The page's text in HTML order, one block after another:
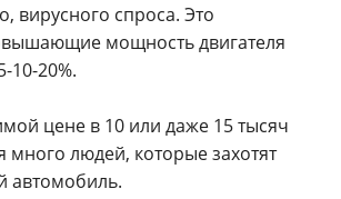
вирусного спроса. Это
мощность двигателя
10-20%.
цене в 10 или даже 15 тысяч
много людей, которые захотят
автомобиль.